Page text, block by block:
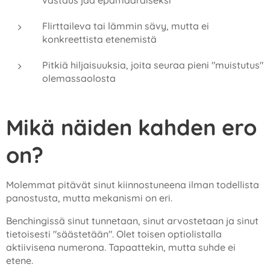
Flirttaileva tai lämmin sävy, mutta ei
konkreettista etenemistä
Pitkiä hiljaisuuksia, joita seuraa pieni "muistutus"
olemassaolosta
Mikä näiden kahden ero
on?
Molemmat pitävät sinut kiinnostuneena ilman todellista
panostusta, mutta mekanismi on eri.
Benchingissä sinut tunnetaan, sinut arvostetaan ja sinut
tietoisesti "säästetään". Olet toisen optiolistalla
aktiivisena numerona. Tapaattekin, mutta suhde ei
etene.